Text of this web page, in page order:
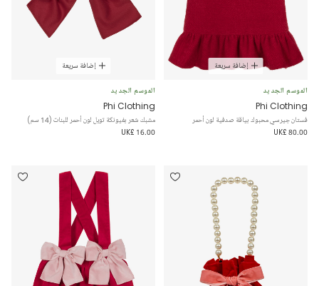
إضافة سريعة
الموسم الجديد
Phi Clothing
فستان جيرسي محبوك بياقة صدفية لون أحمر
UK£ 80.00
إضافة سريعة
الموسم الجديد
Phi Clothing
مشبك شعر بفيونكة تويل لون أحمر للبنات (14 سم)
UK£ 16.00